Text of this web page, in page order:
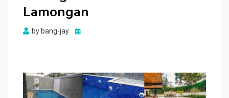
Lamongan
by bang-jay
Posted